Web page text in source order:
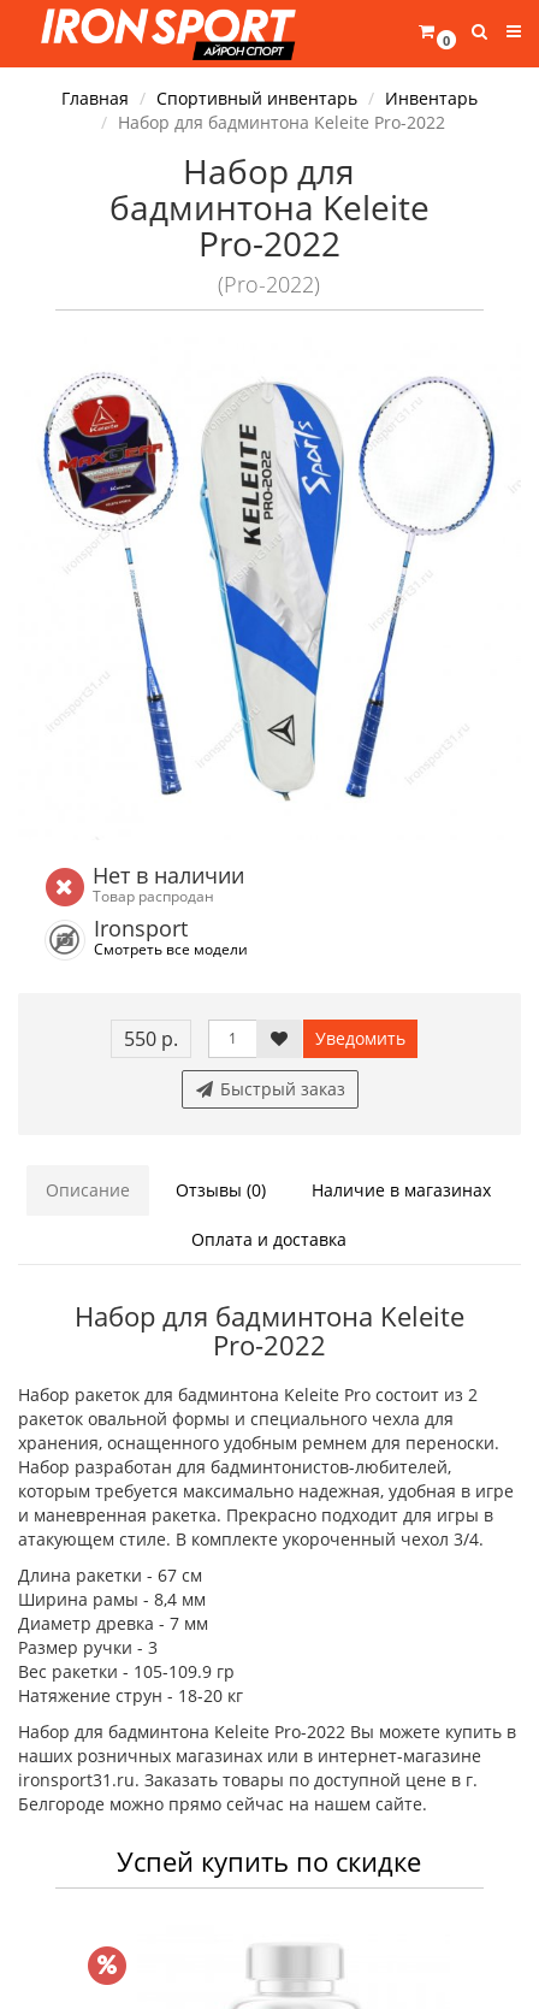
0
Главная Спортивный инвентарь
Инвентарь
Набор для бадминтона Keleite Pro-2022
Набор для
бадминтона Keleite
Pro-2022
(Pro-2022)
Нет в наличии
Товар распродан
Ironsport
Смотреть все модели
550 р. Уведомить
Быстрый заказ
Описание Отзывы (0) Наличие в магазинах
Оплата и доставка
Набор для бадминтона Keleite
Pro-2022
Набор ракеток для бадминтона Keleite Pro состоит из 2
ракеток овальной формы и специального чехла для
хранения, оснащенного удобным ремнем для переноски.
Набор разработан для бадминтонистов-любителей,
которым требуется максимально надежная, удобная в игре
и маневренная ракетка. Прекрасно подходит для игры в
атакующем стиле. В комплекте укороченный чехол 3/4.
Длина ракетки - 67 см
Ширина рамы - 8,4 мм
Диаметр древка - 7 мм
Размер ручки - 3
Вес ракетки - 105-109.9 гр
Натяжение струн - 18-20 кг
Набор для бадминтона Keleite Pro-2022 Вы можете купить в
наших розничных магазинах или в интернет-магазине
ironsport31.ru. Заказать товары по доступной цене в г.
Белгороде можно прямо сейчас на нашем сайте.
Успей купить по скидке